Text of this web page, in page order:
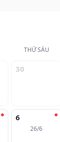
THỨ SÁU
30
6
26/6